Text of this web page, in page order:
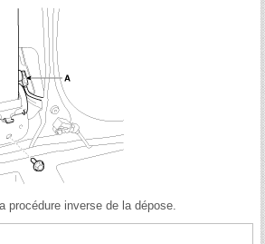
procédure inverse de la dépose.